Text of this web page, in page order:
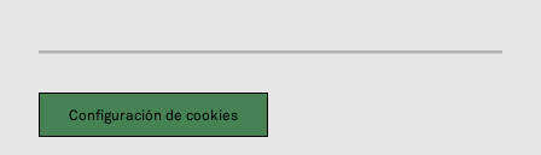
Configuración de cookies